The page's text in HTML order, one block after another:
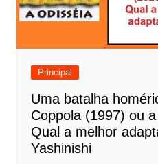
o
d
Principal
Uma batalha
Coppola (1997) ou
Qual a melhor
Yashinishi